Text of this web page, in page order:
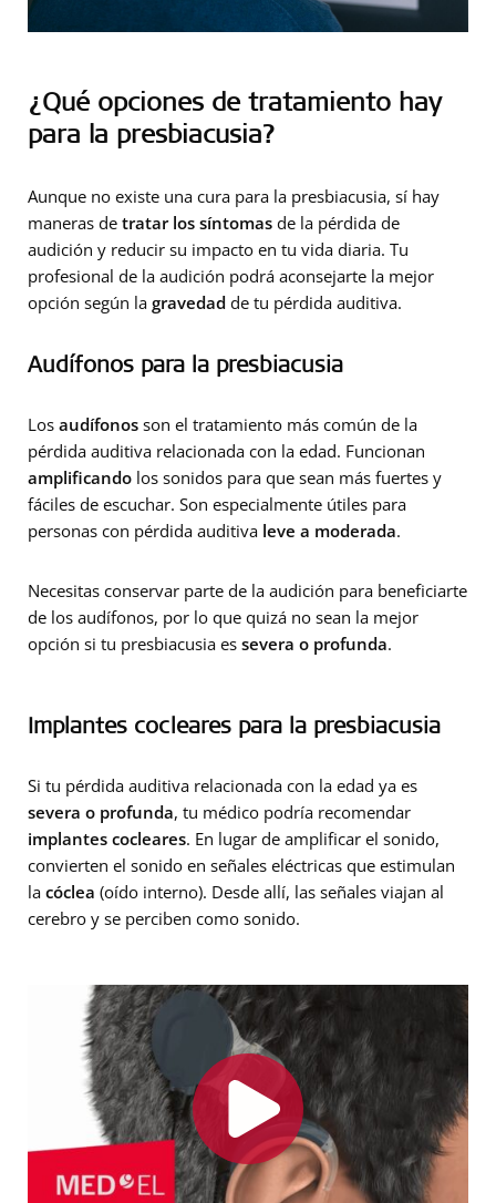
¿Qué opciones de tratamiento hay
para la presbiacusia?
Aunque no existe una cura para la presbiacusia, sí hay
maneras de tratar los síntomas de la pérdida de
audición y reducir su impacto en tu vida diaria. Tu
profesional de la audición podrá aconsejarte la mejor
opción según la gravedad de tu pérdida auditiva.
Audífonos para la presbiacusia
Los audífonos son el tratamiento más común de la
pérdida auditiva relacionada con la edad. Funcionan
amplificando los sonidos para que sean más fuertes y
fáciles de escuchar. Son especialmente útiles para
personas con pérdida auditiva leve a moderada.
Necesitas conservar parte de la audición para beneficiarte
de los audífonos, por lo que quizá no sean la mejor
opción si tu presbiacusia es severa o profunda.
Implantes cocleares para la presbiacusia
Si tu pérdida auditiva relacionada con la edad ya es
severa o profunda, tu médico podría recomendar
implantes cocleares. En lugar de amplificar el sonido,
convierten el sonido en señales eléctricas que estimulan
la cóclea (oído interno). Desde allí, las señales viajan al
cerebro y se perciben como sonido.